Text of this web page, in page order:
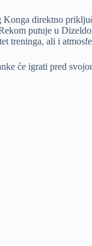
direktno
putuje u
treninga, ali i
će igrati pred